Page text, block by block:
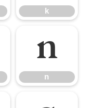
k
n
n